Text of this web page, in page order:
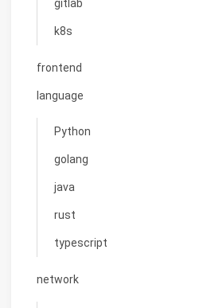
gitlab
k8s
frontend
language
Python
golang
java
rust
typescript
network